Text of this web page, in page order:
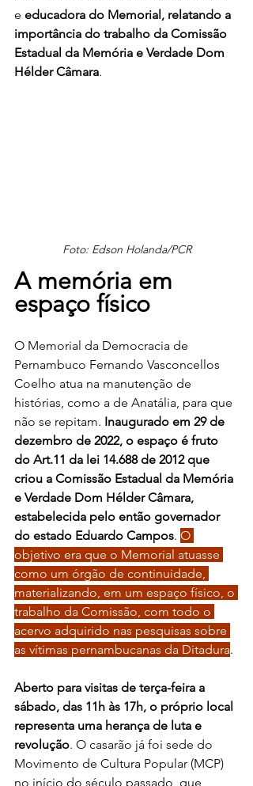
e educadora do Memorial, relatando a
importância do trabalho da Comissão
Estadual da Memória e Verdade Dom
Hélder Câmara.
Foto: Edson Holanda/PCR
A memória em
espaço físico
O Memorial da Democracia de
Pernambuco Fernando Vasconcellos
Coelho atua na manutenção de
histórias, como a de Anatália, para que
não se repitam. Inaugurado em 29 de
dezembro de 2022, o espaço é fruto
do Art.11 da lei 14.688 de 2012 que
criou a Comissão Estadual da Memória
e Verdade Dom Hélder Câmara,
estabelecida pelo então governador
do estado Eduardo Campos. O
objetivo era que o Memorial atuasse
como um órgão de continuidade,
materializando, em um espaço físico, o
trabalho da Comissão, com todo o
acervo adquirido nas pesquisas sobre
as vítimas pernambucanas da Ditadura.
Aberto para visitas de terça-feira a
sábado, das 11h às 17h, o próprio local
representa uma herança de luta e
revolução. O casarão já foi sede do
Movimento de Cultura Popular (MCP)
no início do século passado, que